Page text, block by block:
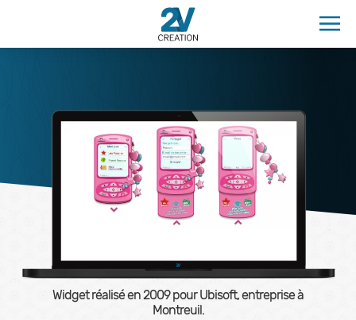
Widget réalisé en2009pour Ubisoft, entreprise à
Montreuil.